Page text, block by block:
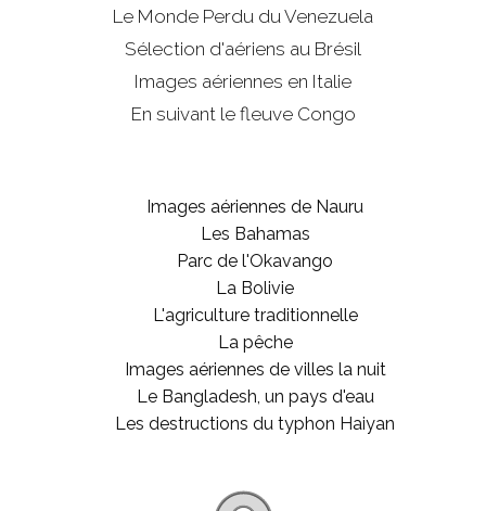
Le Monde Perdu du Venezuela
Sélection d'aériens au Brésil
Images aériennes en Italie
En suivant le fleuve Congo
Images aériennes de Nauru
Les Bahamas
Parc de l'Okavango
La Bolivie
L'agriculture traditionnelle
La pêche
Images aériennes de villes la nuit
Le Bangladesh, un pays d'eau
Les destructions du typhon Haiyan